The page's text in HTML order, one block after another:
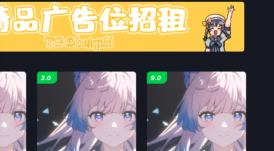
3.0 9.0